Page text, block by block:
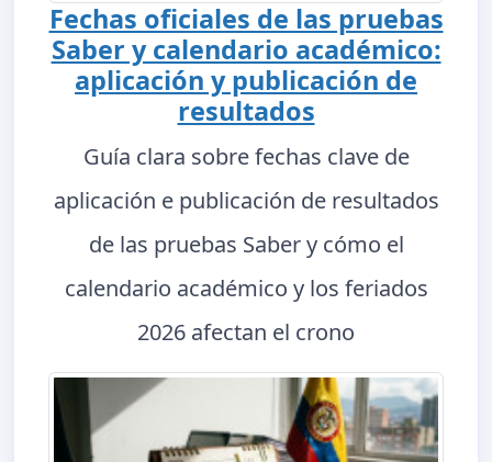
Fechas oficiales de las pruebas
Saber y calendario académico:
aplicación y publicación de
resultados
Guía clara sobre fechas clave de
aplicación e publicación de resultados
de las pruebas Saber y cómo el
calendario académico y los feriados
2026 afectan el crono